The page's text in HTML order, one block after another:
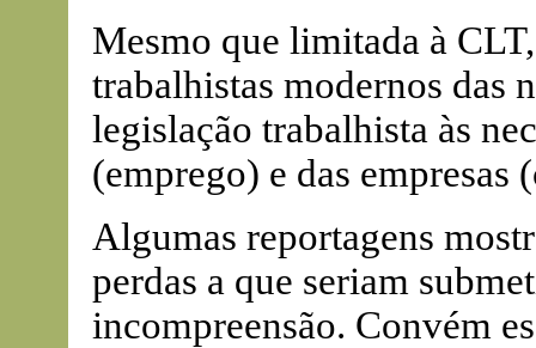
Mesmo que limitada à
trabalhistas modernos das
legislação trabalhista às
(emprego) e das
Algumas reportagens
perdas a que seriam
incompreensão. Convém